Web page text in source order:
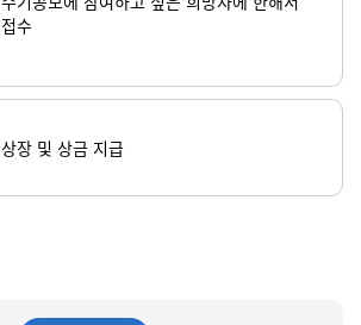
접수
상장 및 상금 지급